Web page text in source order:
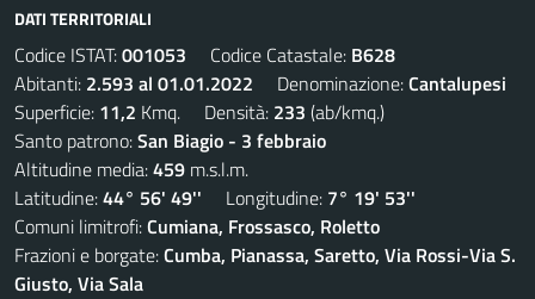
DATI TERRITORIALI
Codice ISTAT:001053 Codice Catastale: B628
Abitanti: 2.593 al 01.01.2022 Denominazione:Cantalupesi
Superficie: 11,2 Kmq. Densità: 233 (ab/kmq.)
Santo patrono:San Biagio - 3 febbraio
Altitudine media:459 m.s.l.m.
Latitudine:44° 56' 49'' Longitudine: 7° 19' 53''
Comuni limitrofi:Cumiana, Frossasco, Roletto
Frazioni e borgate:Cumba, Pianassa, Saretto, Via Rossi-Via S.
Giusto, Via Sala